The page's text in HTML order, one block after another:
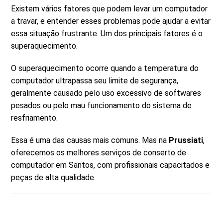
Existem vários fatores que podem levar um computador
a travar, e entender esses problemas pode ajudar a evitar
essa situação frustrante. Um dos principais fatores é o
superaquecimento.
O superaquecimento ocorre quando a temperatura do
computador ultrapassa seu limite de segurança,
geralmente causado pelo uso excessivo de softwares
pesados ou pelo mau funcionamento do sistema de
resfriamento.
Essa é uma das causas mais comuns. Mas na Prussiati,
oferecemos os melhores serviços de conserto de
computador em Santos, com profissionais capacitados e
peças de alta qualidade.